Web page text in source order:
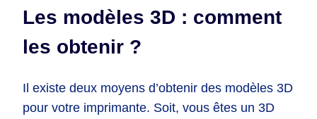
Les modèles 3D : comment
les obtenir ?
Il existe deux moyens d’obtenir des modèles 3D
pour votre imprimante. Soit, vous êtes un 3D